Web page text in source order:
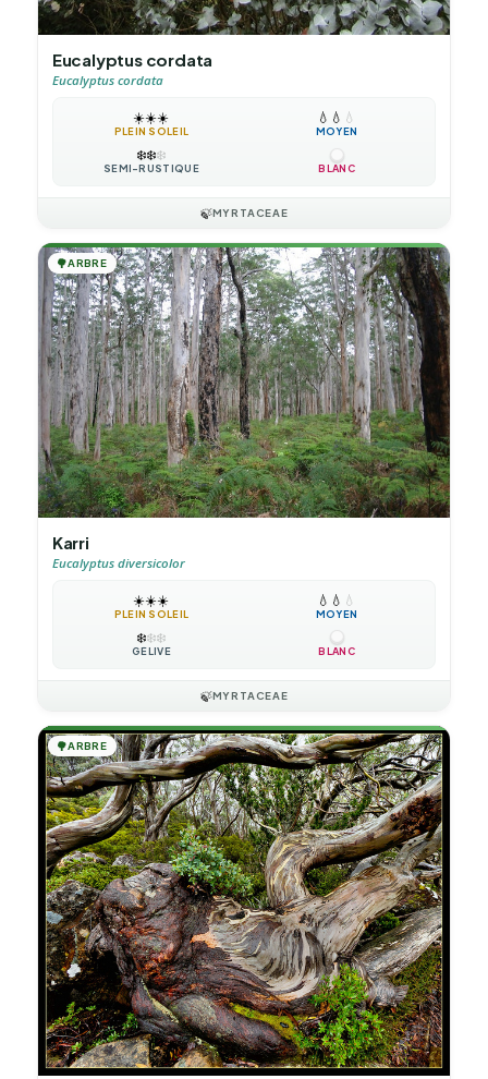
Eucalyptus cordata
Eucalyptus cordata
☀️☀️☀️
PLEIN SOLEIL
💧 💧 💧
MOYEN
❄️❄️❄️
SEMI-RUSTIQUE BLANC
🍃MYRTACEAE
🌳ARBRE
Karri
Eucalyptus diversicolor
☀️☀️☀️
PLEIN SOLEIL
💧 💧 💧
MOYEN
❄️❄️❄️
GÉLIVE BLANC
🍃MYRTACEAE
🌳ARBRE